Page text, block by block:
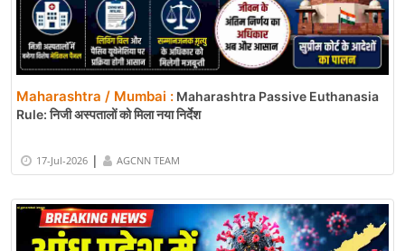
Maharashtra / Mumbai : Maharashtra Passive Euthanasia
Rule: निजी अस्पतालों को मिला नया निर्देश
17-Jul-2026 | AGCNN TEAM